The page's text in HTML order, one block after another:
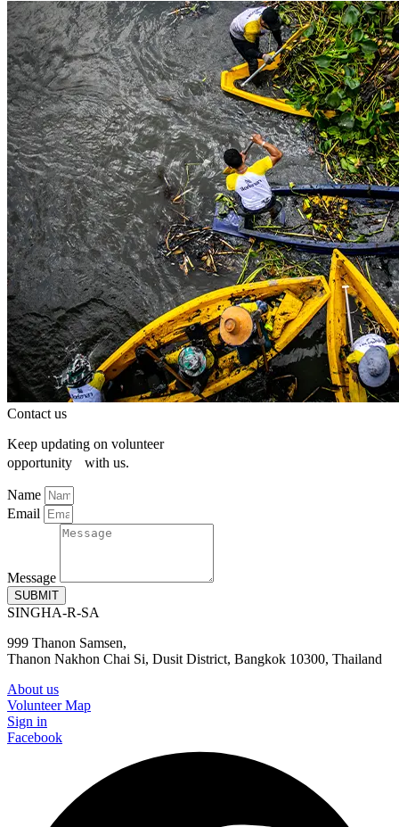
Contact us
Keep updating on volunteer
opportunity with us.
Name
Email
Message
SUBMIT
SINGHA-R-SA
999 Thanon Samsen,
Thanon Nakhon Chai Si, Dusit District, Bangkok 10300, Thailand
About us
Volunteer Map
Sign in
Facebook